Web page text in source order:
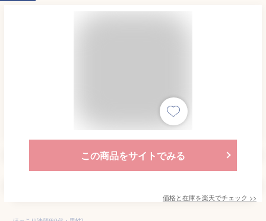
この商品をサイトでみる
価格と在庫を楽天でチェック >>